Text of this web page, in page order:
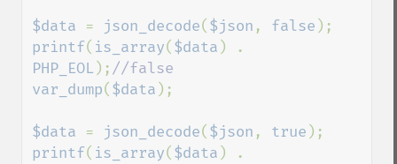
$data = json_decode( $json , false
printf( is_array( $data
PHP_EOL );
var_dump( $data );
$data = json_decode( $json , true
printf( is_array( $data